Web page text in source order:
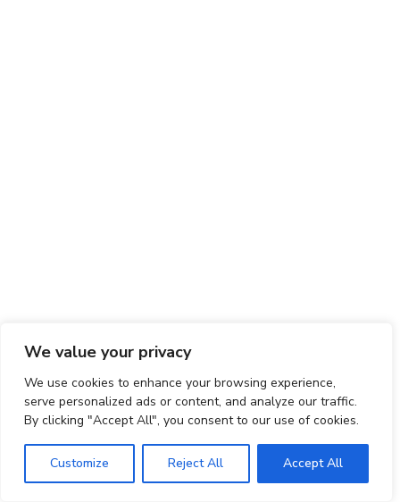
We value your privacy
We use cookies to enhance your browsing experience,
serve personalized ads or content, and analyze our traffic.
By clicking "Accept All", you consent to our use of cookies.
Customize Reject All Accept All